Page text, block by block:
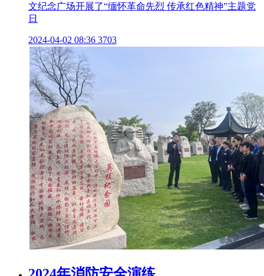
文纪念广场开展了“缅怀革命先烈 传承红色精神”主题党
日
2024-04-02 08:36 3703